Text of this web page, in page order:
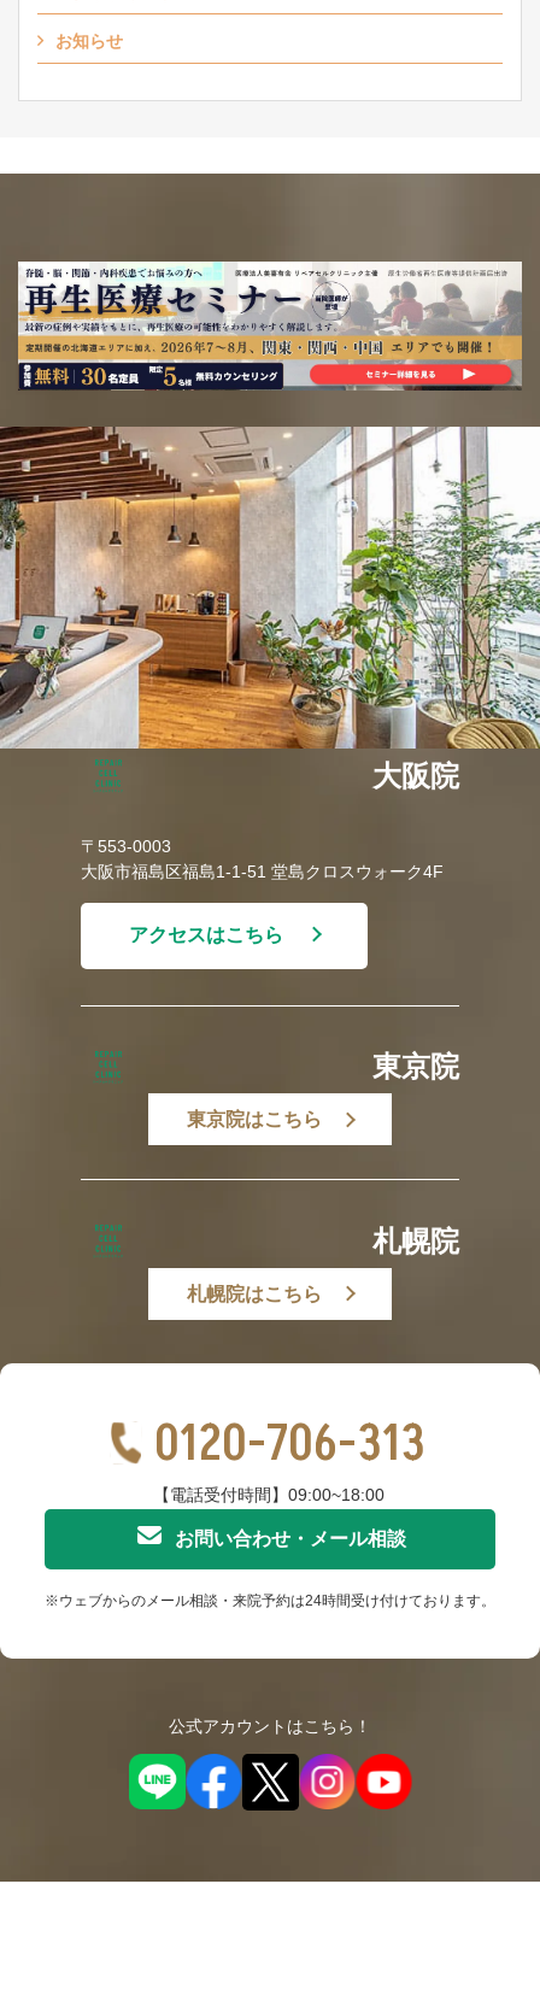
お知らせ
大阪院
〒553-0003
大阪市福島区福島1-1-51 堂島クロスウォーク4F
アクセスはこちら
東京院
東京院はこちら
札幌院
札幌院はこちら
0120-706-313
【電話受付時間】09:00~18:00
お問い合わせ・メール相談
※ウェブからのメール相談・来院予約は24時間受け付けております。
公式アカウントはこちら！